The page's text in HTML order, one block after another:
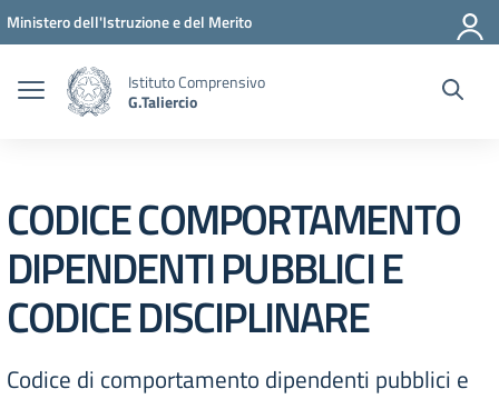
Vai ai contenuti
Vai al menu di navigazione
Vai al footer
Ministero dell'Istruzione e del Merito
Istituto Comprensivo
G.Taliercio
CODICE COMPORTAMENTO
DIPENDENTI PUBBLICI E
CODICE DISCIPLINARE
Codice di comportamento dipendenti pubblici e